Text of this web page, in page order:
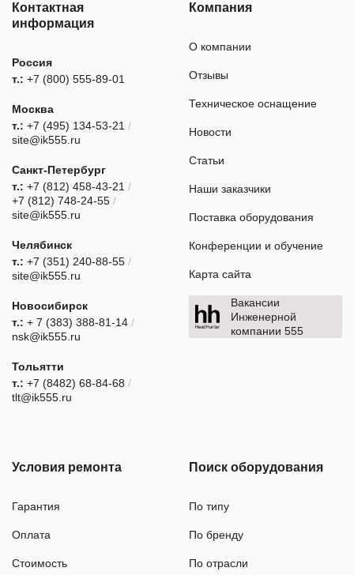
Контактная
информация
Россия
т.: +7 (800) 555-89-01
Москва
т.: +7 (495) 134-53-21 /
site@ik555.ru
Санкт-Петербург
т.: +7 (812) 458-43-21 /
+7 (812) 748-24-55 /
site@ik555.ru
Челябинск
т.: +7 (351) 240-88-55 /
site@ik555.ru
Новосибирск
т.: + 7 (383) 388-81-14 /
nsk@ik555.ru
Тольятти
т.: +7 (8482) 68-84-68 /
tlt@ik555.ru
Компания
О компании
Отзывы
Техническое оснащение
Новости
Статьи
Наши заказчики
Поставка оборудования
Конференции и обучение
Карта сайта
Вакансии
Инженерной
компании 555
Условия ремонта
Гарантия
Оплата
Стоимость
Поиск оборудования
По типу
По бренду
По отрасли